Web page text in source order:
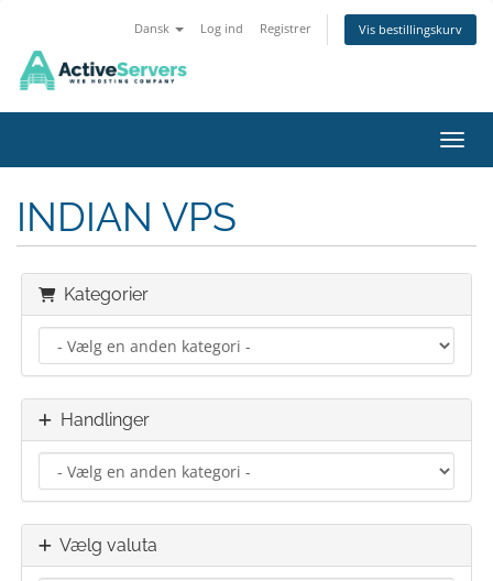
Dansk Log ind Registrer Vis bestillingskurv
Skift
INDIAN VPS
Kategorier
Handlinger
Vælg valuta